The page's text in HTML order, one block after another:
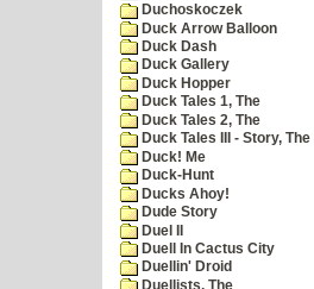
Duchoskoczek
Duck Arrow Balloon
Duck Dash
Duck Gallery
Duck Hopper
Duck Tales 1, The
Duck Tales 2, The
Duck Tales III - Story, The
Duck! Me
Duck-Hunt
Ducks Ahoy!
Dude Story
Duel II
Duell In Cactus City
Duellin' Droid
Duellists, The